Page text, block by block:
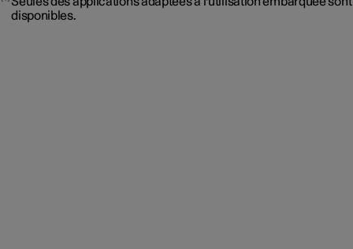
disponibles.